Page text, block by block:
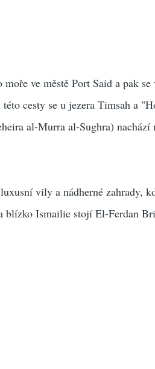
ve městě Port Said a pak
cesty se u jezera Timsah a
al-Murra al-Sughra) nachází
vily a nádherné zahrady,
blízko Ismailie stojí El-Ferdan